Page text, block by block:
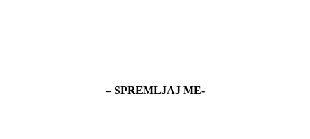
– SPREMLJAJ ME-